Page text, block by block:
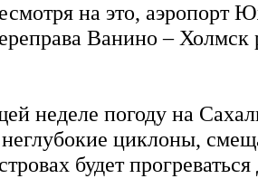
на это, аэропорт
Ванино –
неделе погоду на
неглубокие циклоны,
будет